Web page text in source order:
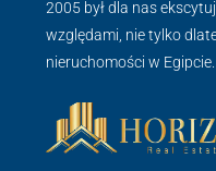
2005 był dla nas
względami, nie tylko
nieruchomości w Egipcie.